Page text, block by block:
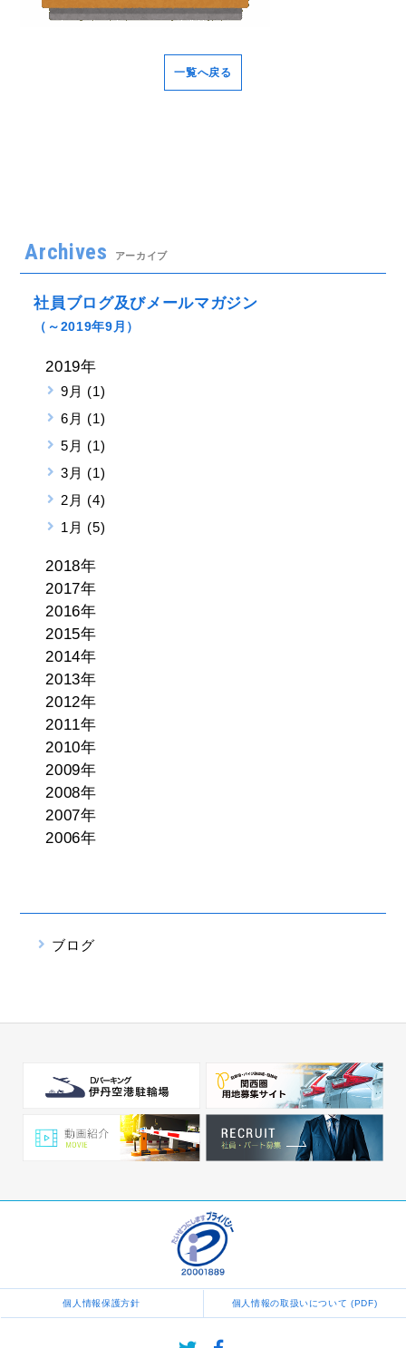
一覧へ戻る
Archives アーカイブ
社員ブログ及びメールマガジン
（～2019年9月）
2019年
9月 (1)
6月 (1)
5月 (1)
3月 (1)
2月 (4)
1月 (5)
2018年
2017年
2016年
2015年
2014年
2013年
2012年
2011年
2010年
2009年
2008年
2007年
2006年
ブログ
個人情報保護方針 個人情報の取扱いについて (PDF)